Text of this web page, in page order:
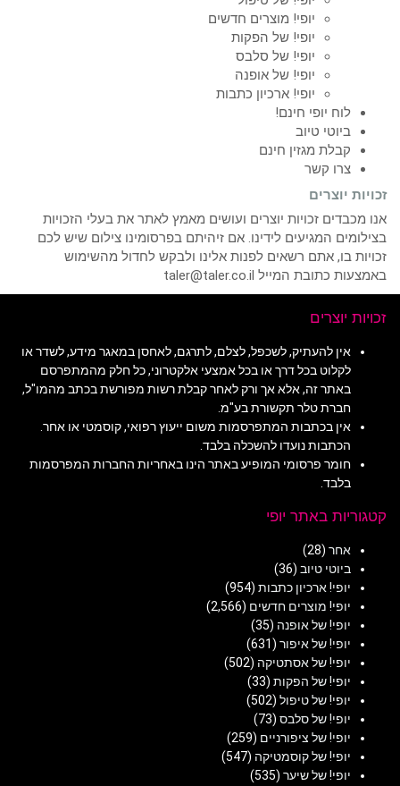
יופי! מוצרים חדשים
יופי! של הפקות
יופי! של סלבס
יופי! של אופנה
יופי! ארכיון כתבות
לוח יופי חינם!
ביוטי טיוב
קבלת מגזין חינם
צרו קשר
זכויות יוצרים
אנו מכבדים זכויות יוצרים ועושים מאמץ לאתר את בעלי הזכויות
בצילומים המגיעים לידינו. אם זיהיתם בפרסומינו צילום שיש לכם
זכויות בו, אתם רשאים לפנות אלינו ולבקש לחדול מהשימוש
באמצעות כתובת המייל taler@taler.co.il
זכויות יוצרים
אין להעתיק, לשכפל, לצלם, לתרגם, לאחסן במאגר מידע, לשדר או
לקלוט בכל דרך או בכל אמצעי אלקטרוני, כל חלק מהמתפרסם
באתר זה, אלא אך ורק לאחר קבלת רשות מפורשת בכתב מהמו"ל,
חברת טלר תקשורת בע"מ.
אין בכתבות המתפרסמות משום ייעוץ רפואי, קוסמטי או אחר.
הכתבות נועדו להשכלה בלבד.
חומר פרסומי המופיע באתר הינו באחריות החברות המפרסמות
בלבד.
קטגוריות באתר יופי
אחר (28)
ביוטי טיוב (36)
יופי! ארכיון כתבות (954)
יופי! מוצרים חדשים (2,566)
יופי! של אופנה (35)
יופי! של איפור (631)
יופי! של אסתטיקה (502)
יופי! של הפקות (33)
יופי! של טיפול (502)
יופי! של סלבס (73)
יופי! של ציפורניים (259)
יופי! של קוסמטיקה (547)
יופי! של שיער (535)